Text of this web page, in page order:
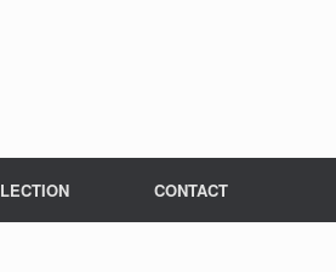
CONTACT